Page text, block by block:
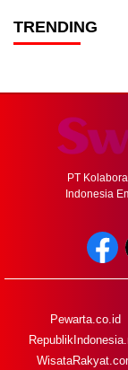
TRENDING
PT
Indonesia
Pewarta.co.id